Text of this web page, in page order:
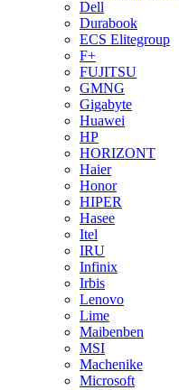
Dell
Durabook
ECS Elitegroup
F+
FUJITSU
GMNG
Gigabyte
Huawei
HP
HORIZONT
Haier
Honor
HIPER
Hasee
Itel
IRU
Infinix
Irbis
Lenovo
Lime
Maibenben
MSI
Machenike
Microsoft